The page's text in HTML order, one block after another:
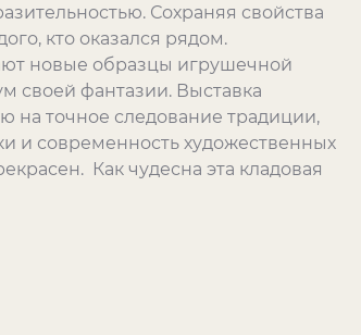
Сохраняя свойства
кто оказался рядом.
новые образцы игрушечной
своей фантазии. Выставка
на точное следование традиции,
современность художественных
Как чудесна эта кладовая